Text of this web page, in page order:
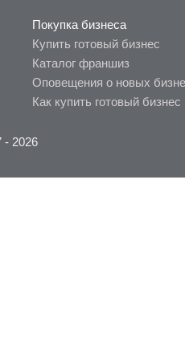
Покупка бизнеса
Купить готовый бизнес
Каталог франшиз
Оповещения о новых
Как купить готовый бизнес
- 2026